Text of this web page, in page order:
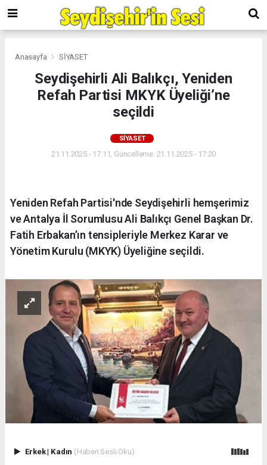
Anasayfa SİYASET
Seydişehirli Ali Balıkçı, Yeniden
Refah Partisi MKYK Üyeliği’ne
seçildi
SİYASET
21.11.2025 - 17:11, Güncelleme: 21.11.2025 - 17:20
Yeniden Refah Partisi'nde Seydişehirli hemşerimiz
ve Antalya İl Sorumlusu Ali Balıkçı Genel Başkan Dr.
Fatih Erbakan’ın tensipleriyle Merkez Karar ve
Yönetim Kurulu (MKYK) Üyeliğine seçildi.
Erkek| Kadın (Haberi Sesli Oku)